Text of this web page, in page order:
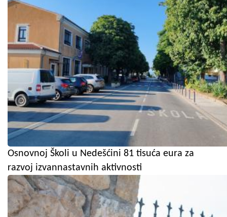
Osnovnoj Školi u Nedešćini 81 tisuća eura za
razvoj izvannastavnih aktivnosti